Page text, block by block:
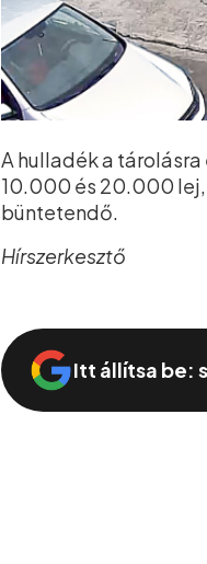
A hulladék a
10.000 és 20.000
büntetendő.
Hírszerkesztő
Itt állítsa be: